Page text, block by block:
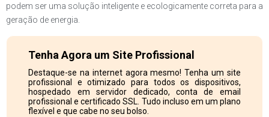
podem ser uma solução inteligente e ecologicamente correta para a
geração de energia.
Tenha Agora um Site Profissional
Destaque-se na internet agora mesmo! Tenha um site
profissional e otimizado para todos os dispositivos,
hospedado em servidor dedicado, conta de email
profissional e certificado SSL. Tudo incluso em um plano
flexível e que cabe no seu bolso.